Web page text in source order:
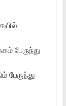
பேருந்து
பேருந்து